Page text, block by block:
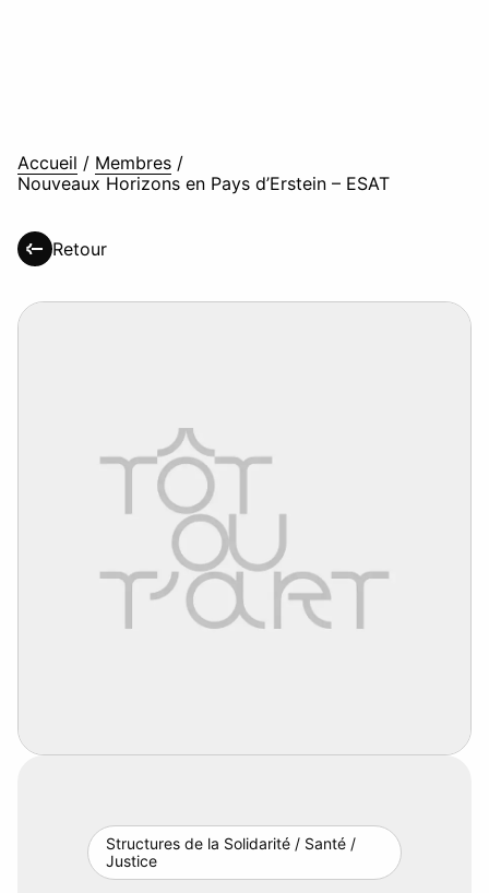
Accueil / Membres /
Nouveaux Horizons en Pays d’Erstein – ESAT
Retour
Structures de la Solidarité / Santé /
Justice